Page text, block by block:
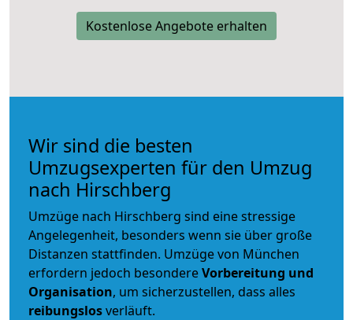
Kostenlose Angebote erhalten
Wir sind die besten
Umzugsexperten für den Umzug
nach Hirschberg
Umzüge nach Hirschberg sind eine stressige
Angelegenheit, besonders wenn sie über große
Distanzen stattfinden. Umzüge von München
erfordern jedoch besondereVorbereitung und
Organisation, um sicherzustellen, dass alles
reibungslosverläuft.